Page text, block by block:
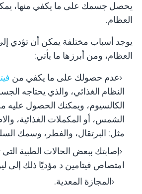
يحصل جسمك على ما يكفي منها،
العظام.
يوجد أسباب مختلفة يمكن أن تؤدي إلى
العظام، ومن أبرزها ما يأتي:
عدم حصولك على ما يكفي من
النظام الغذائي، والذي يحتاجه
الكالسيوم، ويمكنك الحصول عليه
الشمس، أو المكملات الغذائية،
مثل: البرتقال، والفطر، وسمك
إصابتك ببعض الحالات الطبية
امتصاص فيتامين د مؤديًا ذلك إلى
المجازة المعدية.